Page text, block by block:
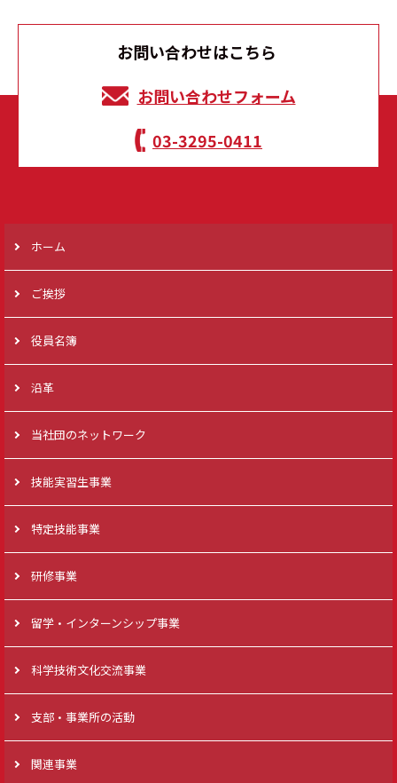
お問い合わせはこちら
お問い合わせフォーム
03-3295-0411
ホーム
ご挨拶
役員名簿
沿革
当社団のネットワーク
技能実習生事業
特定技能事業
研修事業
留学・インターンシップ事業
科学技術文化交流事業
支部・事業所の活動
関連事業